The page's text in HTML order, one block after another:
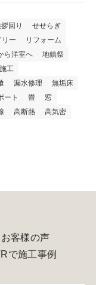
回り
せせらぎ
リー
リフォーム
ら洋室へ
地鎮祭
施工
漏水修理
無垢床
ート 畳
窓
高断熱
高気密
お客様の声
で施工事例